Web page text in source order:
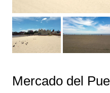
Mercado del